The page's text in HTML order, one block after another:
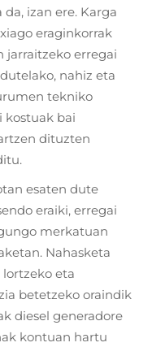
izan ere. Karga
eraginkorrak
jarraitzeko erregai
nahiz eta
tekniko
kostuak bai
dituzten
esaten dute
eraiki, erregai
merkatuan
Nahasketa
eta
betetzeko oraindik
diesel generadore
kontuan hartu